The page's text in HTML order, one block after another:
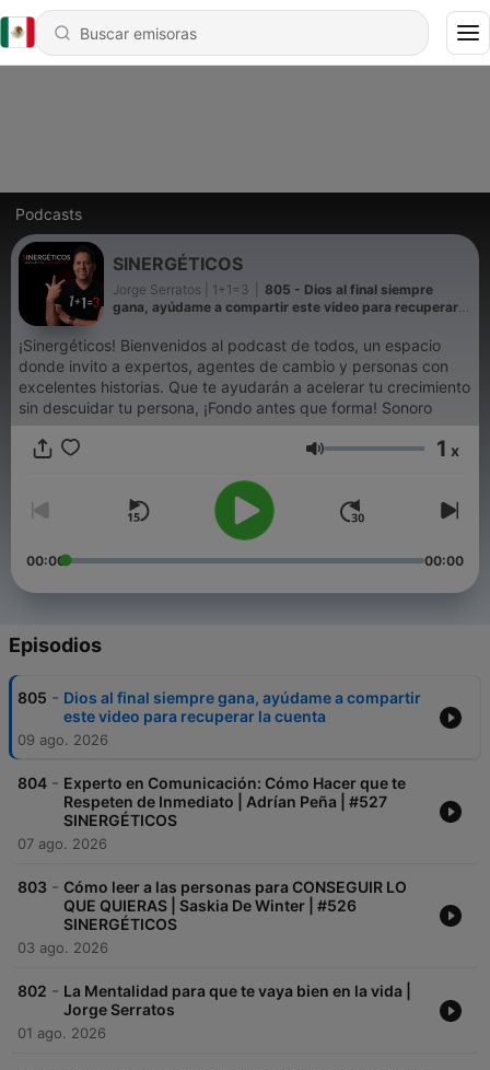
Podcasts
SINERGÉTICOS
Jorge Serratos | 1+1=3
805 - Dios al final siempre
gana, ayúdame a compartir este video para recuperar
¡Sinergéticos! Bienvenidos al podcast de todos, un espacio
donde invito a expertos, agentes de cambio y personas con
excelentes historias. Que te ayudarán a acelerar tu crecimiento
sin descuidar tu persona, ¡Fondo antes que forma! Sonoro
Volumen 1 x
00:00 00:00
Episodios
805 - Dios al final siempre gana, ayúdame a compartir
este video para recuperar la cuenta
09 ago. 2026
804 - Experto en Comunicación: Cómo Hacer que te
Respeten de Inmediato | Adrían Peña | #527
SINERGÉTICOS
07 ago. 2026
803 - Cómo leer a las personas para CONSEGUIR LO
QUE QUIERAS | Saskia De Winter | #526
SINERGÉTICOS
03 ago. 2026
802 - La Mentalidad para que te vaya bien en la vida |
Jorge Serratos
01 ago. 2026